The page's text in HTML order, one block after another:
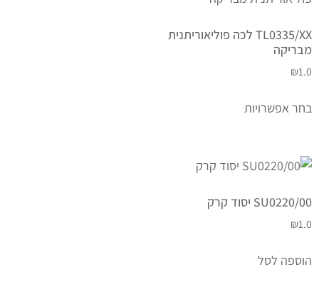
TL0335/XX לכה פוליאוריתנית
מבריקה
₪1.0
בחר אפשרויות
SU0220/00 יסוד קרק
₪1.0
הוספה לסל